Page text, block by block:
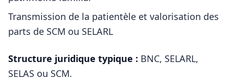
Transmission de la patientèle et valorisation des
parts de SCM ou SELARL
Structure juridique typique : BNC, SELARL,
SELAS ou SCM.